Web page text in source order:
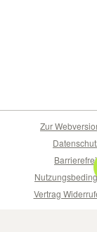
Zur
Vertrag